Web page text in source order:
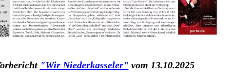
"Wir Niederkasseler" vom 13.10.2025